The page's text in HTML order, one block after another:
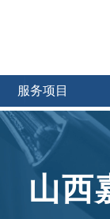
服务项目
山西